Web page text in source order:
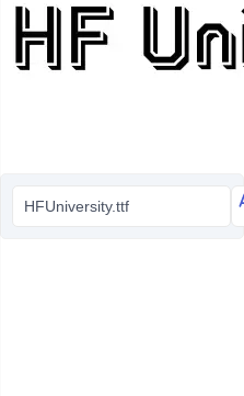
HFUniversity.ttf